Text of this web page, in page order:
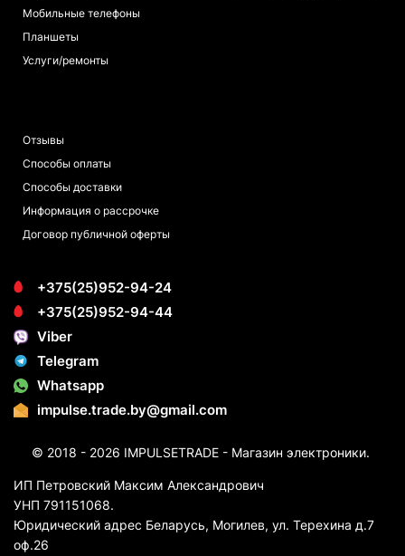
Мобильные телефоны
Планшеты
Услуги/ремонты
Отзывы
Способы оплаты
Способы доставки
Информация о рассрочке
Договор публичной оферты
+375(25)952-94-24
+375(25)952-94-44
Viber
Telegram
Whatsapp
impulse.trade.by@gmail.com
© 2018 - 2026 IMPULSETRADE - Магазин электроники.
ИП Петровский Максим Александрович
УНП 791151068.
Юридический адрес Беларусь, Могилев, ул. Терехина д.7
оф.26